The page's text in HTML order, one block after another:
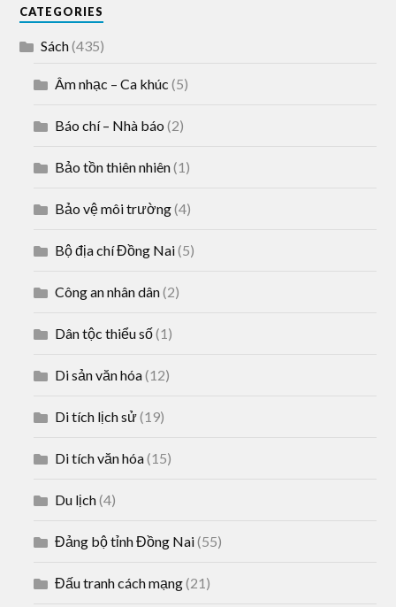
CATEGORIES
Sách(435)
Âm nhạc – Ca khúc (5)
Báo chí – Nhà báo (2)
Bảo tồn thiên nhiên(1)
Bảo vệ môi trường(4)
Bộ địa chí Đồng Nai(5)
Công an nhân dân(2)
Dân tộc thiểu số(1)
Di sản văn hóa(12)
Di tích lịch sử(19)
Di tích văn hóa(15)
Du lịch(4)
Đảng bộ tỉnh Đồng Nai(55)
Đấu tranh cách mạng(21)